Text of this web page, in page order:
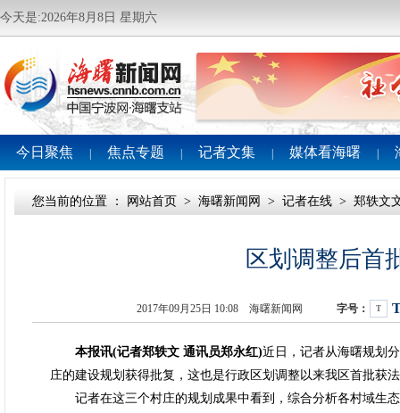
今天是:2026年8月8日 星期六
今日聚焦 焦点专题 记者文集 媒体看海曙
您当前的位置 ： 网站首页 > 海曙新闻网 > 记者在线 > 郑轶文
区划调整后首
2017年09月25日 10:08 海曙新闻网 字号： T
本报讯(记者郑轶文 通讯员郑永红)近日，记者从海曙规划
庄的建设规划获得批复，这也是行政区划调整以来我区首批获
记者在这三个村庄的规划成果中看到，综合分析各村域生